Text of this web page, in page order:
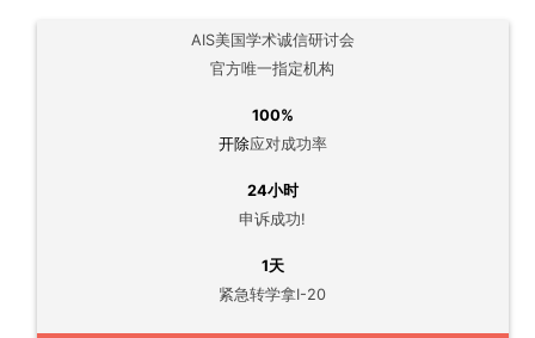
AIS美国学术诚信研讨会
官方唯一指定机构
100%
开除应对成功率
24小时
申诉成功!
1天
紧急转学拿I-20